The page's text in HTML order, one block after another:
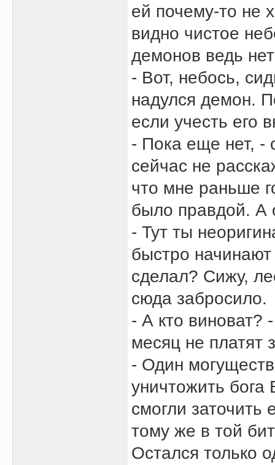
ей почему-то не
видно чистое
демонов ведь
- Вот, небось,
надулся демон.
если учесть его
- Пока еще нет, -
сейчас не
что мне раньше
было правдой.
- Тут ты
быстро
сделал? Сижу,
сюда забросило.
- А кто виноват?
месяц не платят
- Один
уничтожить бога
смогли заточить
тому же в той
Остался только